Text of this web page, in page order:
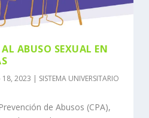
ABUSO SEXUAL EN
18, 2023 | SISTEMA UNIVERSITARIO
de Abusos (CPA),